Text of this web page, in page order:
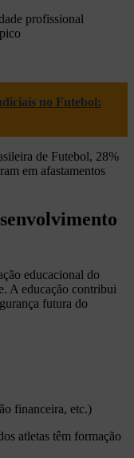
profissional
no Futebol:
de Futebol, 28%
em afastamentos
educacional do
A educação contribui
futura do
financeira, etc.)
atletas têm formação